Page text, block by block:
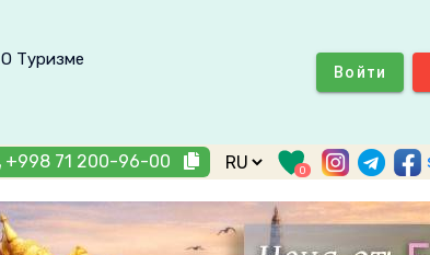
О Туризме
Войти
+998 71 200-96-00 0